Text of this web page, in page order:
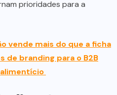
prioridades para a
vende mais do que a ficha
de branding para o B2B
alimentício